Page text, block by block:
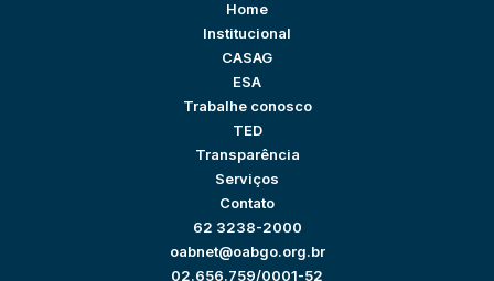
Home
Institucional
CASAG
ESA
Trabalhe conosco
TED
Transparência
Serviços
Contato
62 3238-2000
oabnet@oabgo.org.br
02.656.759/0001-52